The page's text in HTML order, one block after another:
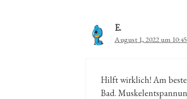
E.
August 1, 2022 um
Hilft wirklich! Am
Bad.